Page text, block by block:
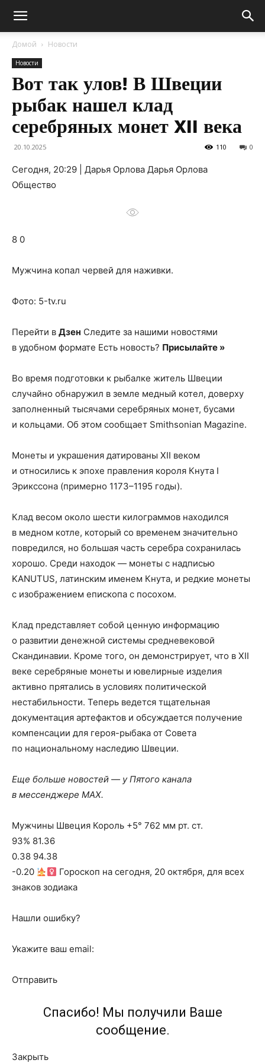
Домой Новости
Новости
Вот так улов! В Швеции
рыбак нашел клад
серебряных монет XII века
20.10.2025 0
110
Сегодня, 20:29 | Дарья Орлова Дарья Орлова
Общество
8 0
Мужчина копал червей для наживки.
Фото: 5-tv.ru
Перейти в Дзен Следите за нашими новостями
в удобном формате Есть новость? Присылайте »
Во время подготовки к рыбалке житель Швеции
случайно обнаружил в земле медный котел, доверху
заполненный тысячами серебряных монет, бусами
и кольцами. Об этом сообщает Smithsonian Magazine.
Монеты и украшения датированы XII веком
и относились к эпохе правления короля Кнута I
Эрикссона (примерно 1173–1195 годы).
Клад весом около шести килограммов находился
в медном котле, который со временем значительно
повредился, но большая часть серебра сохранилась
хорошо. Среди находок — монеты с надписью
KANUTUS, латинским именем Кнута, и редкие монеты
с изображением епископа с посохом.
Клад представляет собой ценную информацию
о развитии денежной системы средневековой
Скандинавии. Кроме того, он демонстрирует, что в XII
веке серебряные монеты и ювелирные изделия
активно прятались в условиях политической
нестабильности. Теперь ведется тщательная
документация артефактов и обсуждается получение
компенсации для героя-рыбака от Совета
по национальному наследию Швеции.
Еще больше новостей — у Пятого канала
в мессенджере MAX.
Мужчины Швеция Король +5° 762 мм рт. ст.
93% 81.36
0.38 94.38
-0.20
Гороскоп на сегодня, 20 октября, для всех
знаков зодиака
Нашли ошибку?
Укажите ваш email:
Отправить
Спасибо! Мы получили Ваше
сообщение.
Закрыть